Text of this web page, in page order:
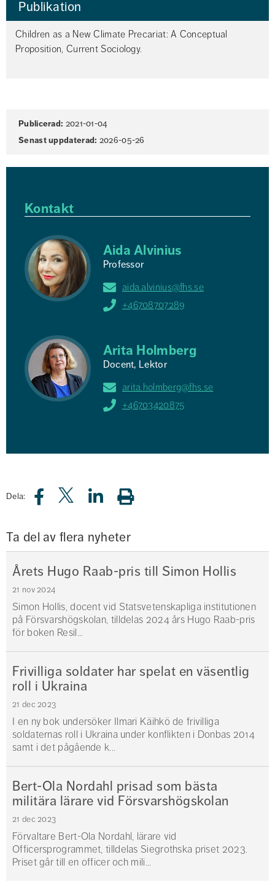
Publikation
Children as a New Climate Precariat: A Conceptual
Proposition, Current Sociology.
Publicerad: 2021-01-04
Senast uppdaterad: 2026-05-26
Kontakt
Aida Alvinius
Professor
aida.alvinius@fhs.se
+46708707289
Arita Holmberg
Docent, Lektor
arita.holmberg@fhs.se
+46703420875
Dela:
Ta del av flera nyheter
Årets Hugo Raab-pris till Simon Hollis
21 nov 2024
Simon Hollis, docent vid Statsvetenskapliga institutionen
på Försvarshögskolan, tilldelas 2024 års Hugo Raab-pris
för boken Resil...
Frivilliga soldater har spelat en väsentlig
roll i Ukraina
21 dec 2023
I en ny bok undersöker Ilmari Käihkö de frivilliga
soldaternas roll i Ukraina under konflikten i Donbas 2014
samt i det pågående k...
Bert-Ola Nordahl prisad som bästa
militära lärare vid Försvarshögskolan
21 dec 2023
Förvaltare Bert-Ola Nordahl, lärare vid
Officersprogrammet, tilldelas Siegrothska priset 2023.
Priset går till en officer och mili...